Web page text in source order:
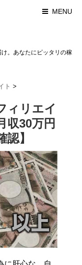
MENU
。あなたにピッタリの稼
ト >
ィリエイ
収30万円
】